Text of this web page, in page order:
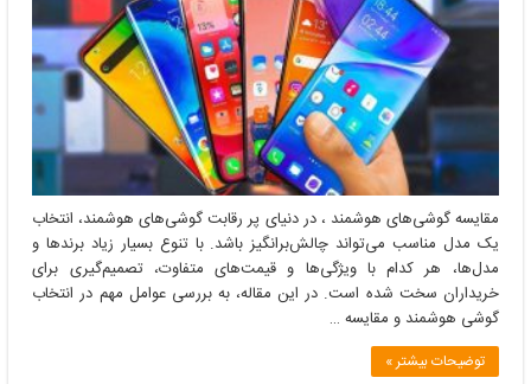
کدام
برند
و
مدل
برای
شما
مناسب‌تر
است؟
مقایسه گوشی‌های هوشمند ، در دنیای پر رقابت گوشی‌های هوشمند، انتخاب
یک مدل مناسب می‌تواند چالش‌برانگیز باشد. با تنوع بسیار زیاد برندها و
مدل‌ها، هر کدام با ویژگی‌ها و قیمت‌های متفاوت، تصمیم‌گیری برای
خریداران سخت شده است. در این مقاله، به بررسی عوامل مهم در انتخاب
گوشی هوشمند و مقایسه …
توضیحات بیشتر »